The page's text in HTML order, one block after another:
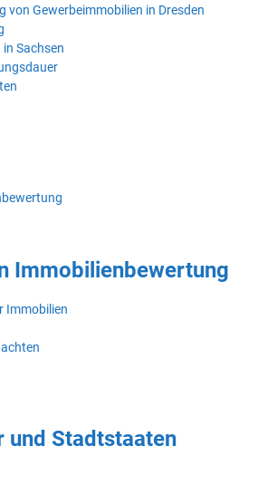
von Gewerbeimmobilien in Dresden
Sachsen
Immobilienbewertung
Immobilien
und Stadtstaaten